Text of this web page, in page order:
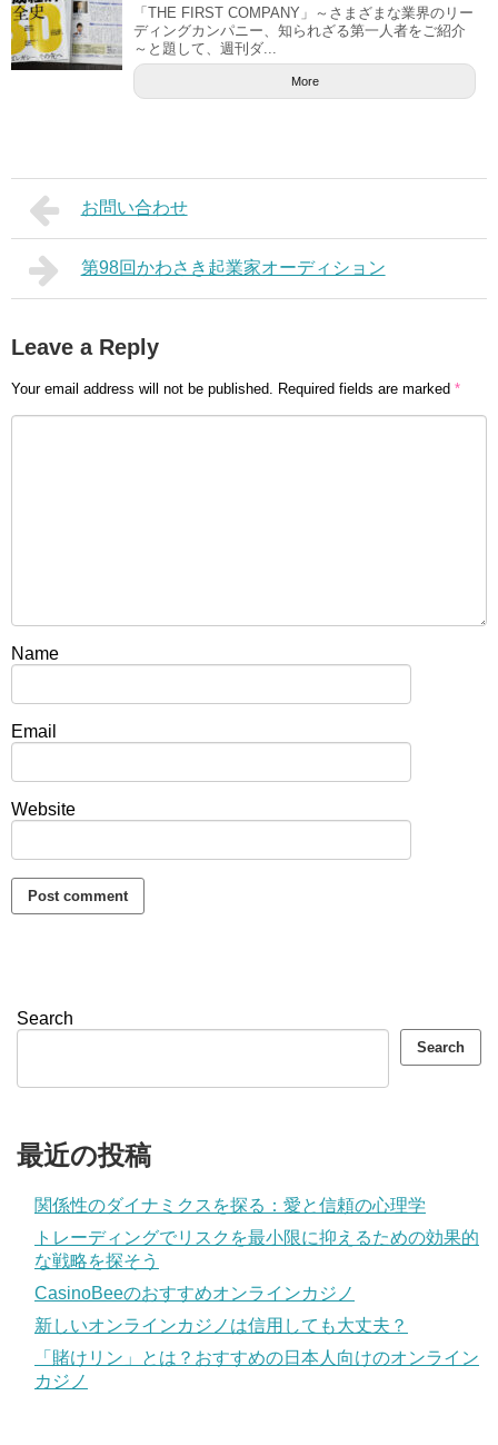
「THE FIRST COMPANY」～さまざまな業界のリー
ディングカンパニー、知られざる第一人者をご紹介
～と題して、週刊ダ...
More
お問い合わせ
第98回かわさき起業家オーディション
Leave a Reply
Your email address will not be published. Required fields are marked *
Name
Email
Website
Search
Search
最近の投稿
関係性のダイナミクスを探る：愛と信頼の心理学
トレーディングでリスクを最小限に抑えるための効果的
な戦略を探そう
CasinoBeeのおすすめオンラインカジノ
新しいオンラインカジノは信用しても大丈夫？
「賭けリン」とは？おすすめの日本人向けのオンライン
カジノ